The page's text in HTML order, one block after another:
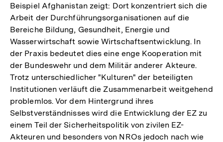
Fußnote
Beispiel Afghanistan zeigt: Dort konzentriert sich die
Arbeit der Durchführungsorganisationen auf die
Bereiche Bildung, Gesundheit, Energie und
Wasserwirtschaft sowie Wirtschaftsentwicklung. In
der Praxis bedeutet dies eine enge Kooperation mit
der Bundeswehr und dem Militär anderer Akteure.
Trotz unterschiedlicher "Kulturen" der beteiligten
Institutionen verläuft die Zusammenarbeit weitgehend
problemlos. Vor dem Hintergrund ihres
Selbstverständnisses wird die Entwicklung der EZ zu
einem Teil der Sicherheitspolitik von zivilen EZ-
Akteuren und besonders von NROs jedoch nach wie